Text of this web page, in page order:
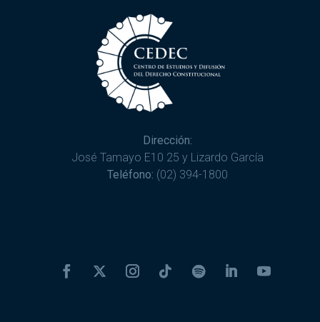
Dirección:
José Tamayo E10 25 y Lizardo García
Teléfono: (02) 394-1800